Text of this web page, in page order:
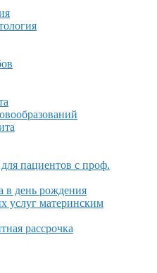
пациентов с проф.
в день рождения
услуг материнским
рассрочка